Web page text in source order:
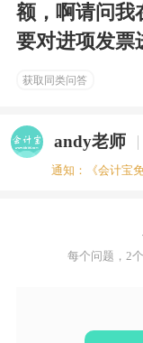
额，啊请问我
要对进项发票
获取同类问答
andy老师
通知：《会计宝
每个问题，2